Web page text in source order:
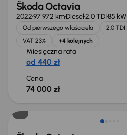
Škoda Octavia
202297 972 kmDiesel2.0 TDI85 kW
Od pierwszego właściciela 2.0 TDI
VAT 23%
+4 kolejnych
Miesięczna rata
od 440 zł
Cena
74 000 zł